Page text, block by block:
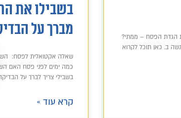
הגדת הפסח – ממתי?
ב. כאן תוכל לקרוא
בשבילו את
מברך על
שאלה אקטואלית לפסח:
כמה ימים לפני פסח האם
בשבילי צריך לברך על
קרא עוד »